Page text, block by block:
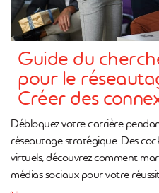
Guide du
pour le
Créer des
Débloquez votre carrière
réseautage stratégique. Des
virtuels, découvrez comment
médias sociaux pour votre